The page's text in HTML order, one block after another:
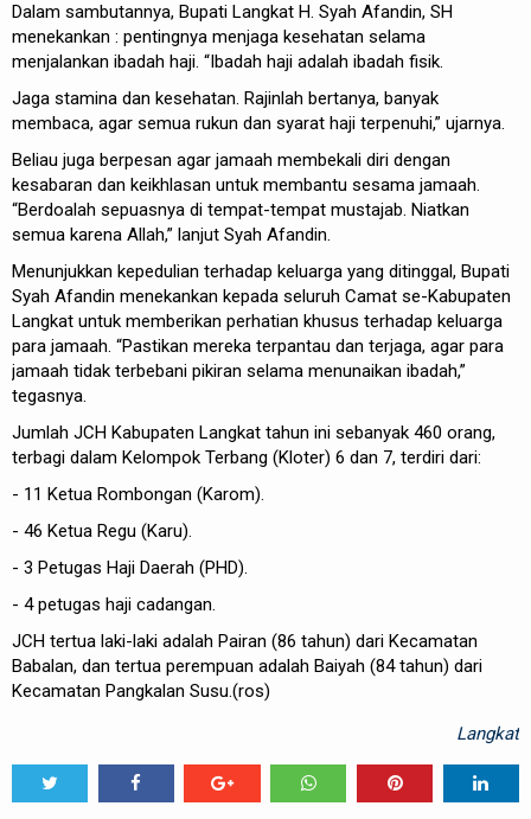
Dalam sambutannya, Bupati Langkat H. Syah Afandin, SH
menekankan : pentingnya menjaga kesehatan selama
menjalankan ibadah haji. “Ibadah haji adalah ibadah fisik.
Jaga stamina dan kesehatan. Rajinlah bertanya, banyak
membaca, agar semua rukun dan syarat haji terpenuhi,” ujarnya.
Beliau juga berpesan agar jamaah membekali diri dengan
kesabaran dan keikhlasan untuk membantu sesama jamaah.
“Berdoalah sepuasnya di tempat-tempat mustajab. Niatkan
semua karena Allah,” lanjut Syah Afandin.
Menunjukkan kepedulian terhadap keluarga yang ditinggal, Bupati
Syah Afandin menekankan kepada seluruh Camat se-Kabupaten
Langkat untuk memberikan perhatian khusus terhadap keluarga
para jamaah. “Pastikan mereka terpantau dan terjaga, agar para
jamaah tidak terbebani pikiran selama menunaikan ibadah,”
tegasnya.
Jumlah JCH Kabupaten Langkat tahun ini sebanyak 460 orang,
terbagi dalam Kelompok Terbang (Kloter) 6 dan 7, terdiri dari:
- 11 Ketua Rombongan (Karom).
- 46 Ketua Regu (Karu).
- 3 Petugas Haji Daerah (PHD).
- 4 petugas haji cadangan.
JCH tertua laki-laki adalah Pairan (86 tahun) dari Kecamatan
Babalan, dan tertua perempuan adalah Baiyah (84 tahun) dari
Kecamatan Pangkalan Susu.(ros)
Langkat